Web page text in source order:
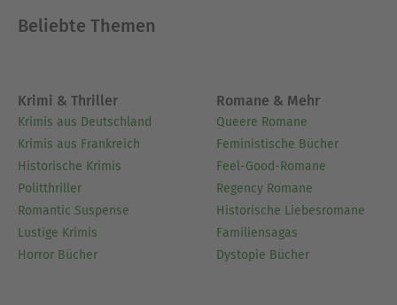
Beliebte Themen
Krimi & Thriller
Krimis aus Deutschland
Krimis aus Frankreich
Historische Krimis
Politthriller
Romantic Suspense
Lustige Krimis
Horror Bücher
Romane & Mehr
Queere Romane
Feministische Bücher
Feel-Good-Romane
Regency Romane
Historische Liebesromane
Familiensagas
Dystopie Bücher